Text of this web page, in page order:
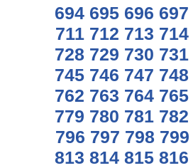
694 695 696 697
711 712 713 714
728 729 730 731
745 746 747 748
762 763 764 765
779 780 781 782
796 797 798 799
813 814 815 816